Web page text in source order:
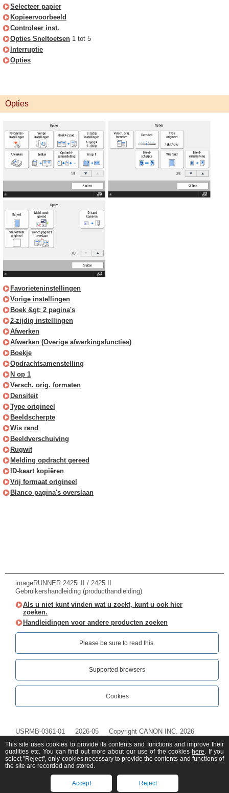
Selecteer papier
Kopieervoorbeeld
Controleer inst.
Opties Sneltoetsen 1 tot 5
Interruptie
Opties
Opties
Favorieteninstellingen
Vorige instellingen
Boek &gt; 2 pagina's
2-zijdig instellingen
Afwerken
Afwerken (Overige afwerkingsfuncties)
Boekje
Opdrachtsamenstelling
N op 1
Versch. orig. formaten
Densiteit
Type origineel
Beeldscherpte
Wis rand
Beeldverschuiving
Rugwit
Melding opdracht gereed
ID-kaart kopiëren
Vrij formaat origineel
Blanco pagina's overslaan
imageRUNNER 2425i II / 2425 II
Gebruikershandleiding (producthandleiding)
Als u niet kunt vinden wat u zoekt, kunt u ook hier
zoeken.
Handleidingen voor andere producten zoeken
Please be sure to read this.‎
Supported browsers
Cookies
USRMB-0361-01 2026-05 Copyright CANON INC. 2026
This site uses cookies to provide its contents and functions and improve their
qualities etc. You can find out more about our use of the cookies here. If you
select "Reject", only cookies necessary to provide the contents and functions of
the site are recorded and stored.
Accept Reject